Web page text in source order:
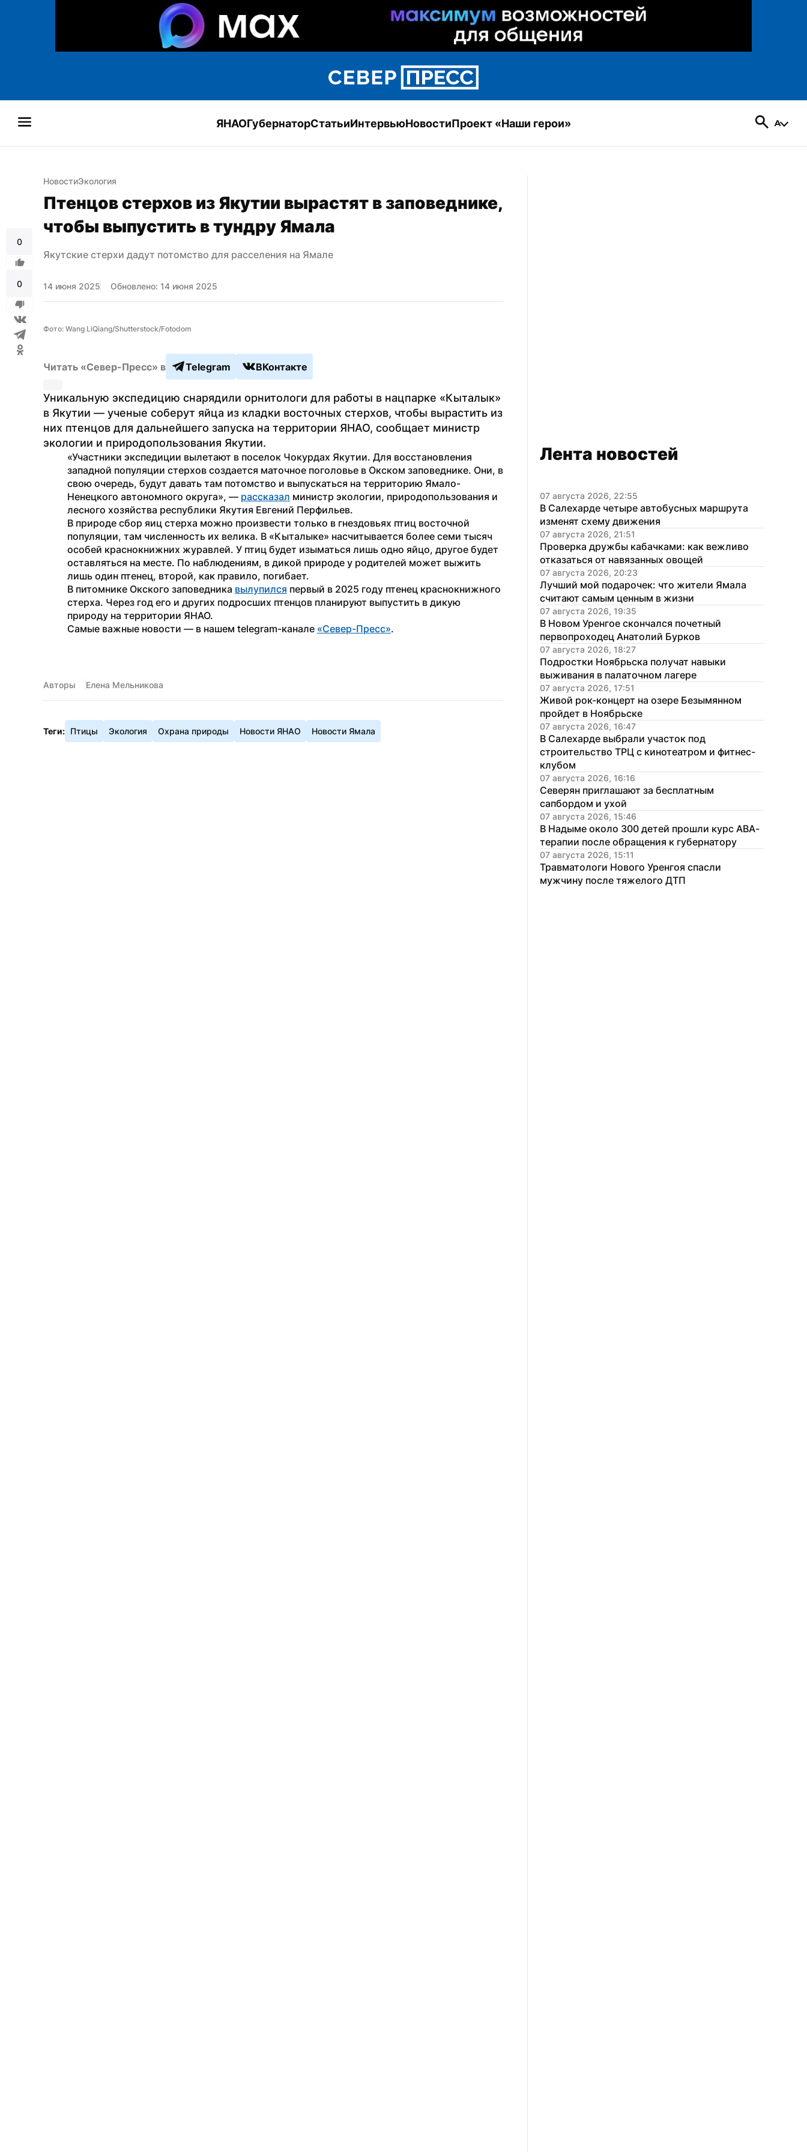
ЯНАОГубернаторСтатьиИнтервьюНовостиПроект «Наши герои»
0
0
НовостиЭкология
Птенцов стерхов из Якутии вырастят в заповеднике,
чтобы выпустить в тундру Ямала
Якутские стерхи дадут потомство для расселения на Ямале
14 июня 2025 Обновлено: 14 июня 2025
Фото: Wang LiQiang/Shutterstock/Fotodom
Читать «Север-Пресс» в Telegram ВКонтакте
Уникальную экспедицию снарядили орнитологи для работы в нацпарке «Кыталык»
в Якутии — ученые соберут яйца из кладки восточных стерхов, чтобы вырастить из
них птенцов для дальнейшего запуска на территории ЯНАО, сообщает министр
экологии и природопользования Якутии.
«Участники экспедиции вылетают в поселок Чокурдах Якутии. Для восстановления
западной популяции стерхов создается маточное поголовье в Окском заповеднике. Они, в
свою очередь, будут давать там потомство и выпускаться на территорию Ямало-
Ненецкого автономного округа», — рассказал министр экологии, природопользования и
лесного хозяйства республики Якутия Евгений Перфильев.
В природе сбор яиц стерха можно произвести только в гнездовьях птиц восточной
популяции, там численность их велика. В «Кыталыке» насчитывается более семи тысяч
особей краснокнижних журавлей. У птиц будет изыматься лишь одно яйцо, другое будет
оставляться на месте. По наблюдениям, в дикой природе у родителей может выжить
лишь один птенец, второй, как правило, погибает.
В питомнике Окского заповедника вылупился первый в 2025 году птенец краснокнижного
стерха. Через год его и других подросших птенцов планируют выпустить в дикую
природу на территории ЯНАО.
Самые важные новости — в нашем telegram-канале «Север-Пресс».
Авторы Елена Мельникова
Теги: Птицы Экология Охрана природы Новости ЯНАО Новости Ямала
Лента новостей
07 августа 2026, 22:55
В Салехарде четыре автобусных маршрута
изменят схему движения
07 августа 2026, 21:51
Проверка дружбы кабачками: как вежливо
отказаться от навязанных овощей
07 августа 2026, 20:23
Лучший мой подарочек: что жители Ямала
считают самым ценным в жизни
07 августа 2026, 19:35
В Новом Уренгое скончался почетный
первопроходец Анатолий Бурков
07 августа 2026, 18:27
Подростки Ноябрьска получат навыки
выживания в палаточном лагере
07 августа 2026, 17:51
Живой рок-концерт на озере Безымянном
пройдет в Ноябрьске
07 августа 2026, 16:47
В Салехарде выбрали участок под
строительство ТРЦ с кинотеатром и фитнес-
клубом
07 августа 2026, 16:16
Северян приглашают за бесплатным
сапбордом и ухой
07 августа 2026, 15:46
В Надыме около 300 детей прошли курс АВА-
терапии после обращения к губернатору
07 августа 2026, 15:11
Травматологи Нового Уренгоя спасли
мужчину после тяжелого ДТП